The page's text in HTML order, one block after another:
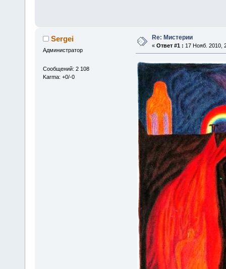
Sergei
Администратор
Сообщений: 2 108
Karma: +0/-0
Re: Мистерии
« Ответ #1 : 17 Нояб. 2010,